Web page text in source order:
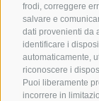
frodi, correggere
salvare e
dati provenienti da
identificare i
automaticamente,
riconoscere i
Puoi liberamente
incorrere in